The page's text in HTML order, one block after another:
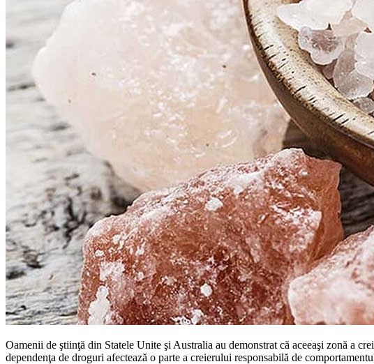
Oamenii de ştiinţă din Statele Unite şi Australia au demonstrat că aceeaşi zonă a
dependenţa de droguri afectează o parte a creierului responsabilă de